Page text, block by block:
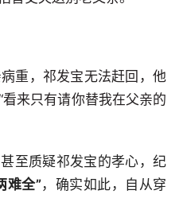
重，祁发宝无法赶回，他
来只有请你替我在父亲的
至质疑祁发宝的孝心，纪
难全”，确实如此，自从穿